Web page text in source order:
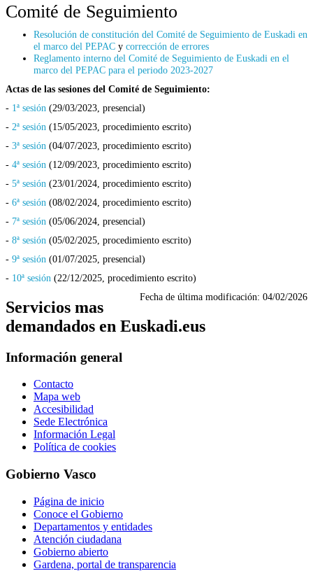
Comité de Seguimiento
Resolución de constitución del Comité de Seguimiento de Euskadi en
el marco del PEPAC y corrección de errores
Reglamento interno del Comité de Seguimiento de Euskadi en el
marco del PEPAC para el periodo 2023-2027
Actas de las sesiones del Comité de Seguimiento:
- 1ª sesión (29/03/2023, presencial)
- 2ª sesión (15/05/2023, procedimiento escrito)
- 3ª sesión (04/07/2023, procedimiento escrito)
- 4ª sesión (12/09/2023, procedimiento escrito)
- 5ª sesión (23/01/2024, procedimiento escrito)
- 6ª sesión (08/02/2024, procedimiento escrito)
- 7ª sesión (05/06/2024, presencial)
- 8ª sesión (05/02/2025, procedimiento escrito)
- 9ª sesión (01/07/2025, presencial)
- 10ª sesión (22/12/2025, procedimiento escrito)
Fecha de última modificación: 04/02/2026
Servicios mas
demandados en Euskadi.eus
Información general
Contacto
Mapa web
Accesibilidad
Sede Electrónica
Información Legal
Política de cookies
Gobierno Vasco
Página de inicio
Conoce el Gobierno
Departamentos y entidades
Atención ciudadana
Gobierno abierto
Gardena, portal de transparencia